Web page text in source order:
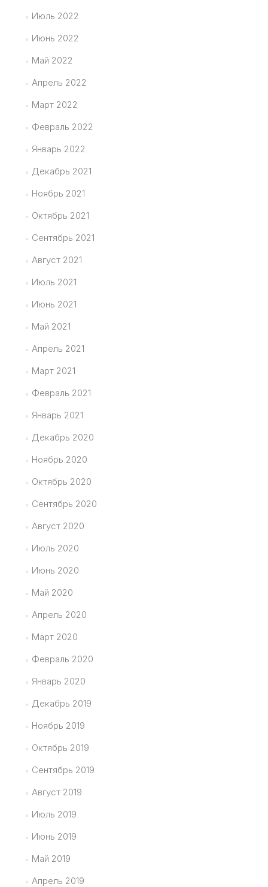
Июль 2022
Июнь 2022
Май 2022
Апрель 2022
Март 2022
Февраль 2022
Январь 2022
Декабрь 2021
Ноябрь 2021
Октябрь 2021
Сентябрь 2021
Август 2021
Июль 2021
Июнь 2021
Май 2021
Апрель 2021
Март 2021
Февраль 2021
Январь 2021
Декабрь 2020
Ноябрь 2020
Октябрь 2020
Сентябрь 2020
Август 2020
Июль 2020
Июнь 2020
Май 2020
Апрель 2020
Март 2020
Февраль 2020
Январь 2020
Декабрь 2019
Ноябрь 2019
Октябрь 2019
Сентябрь 2019
Август 2019
Июль 2019
Июнь 2019
Май 2019
Апрель 2019